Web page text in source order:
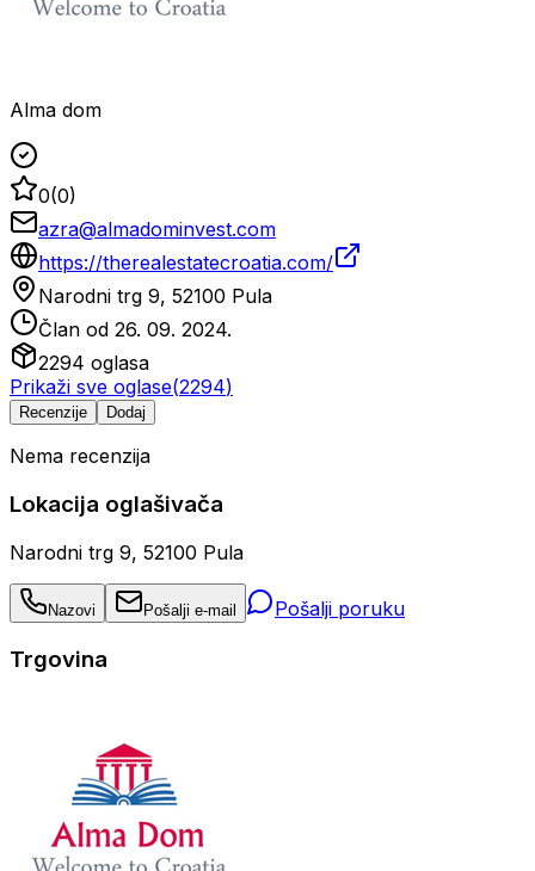
Alma dom
0(0)
azra@almadominvest.com
https://therealestatecroatia.com/
Narodni trg 9, 52100 Pula
Član od 26. 09. 2024.
2294 oglasa
Prikaži sve oglase(2294)
Recenzije Dodaj
Nema recenzija
Lokacija oglašivača
Narodni trg 9, 52100 Pula
Nazovi Pošalji e-mail Pošalji poruku
Trgovina